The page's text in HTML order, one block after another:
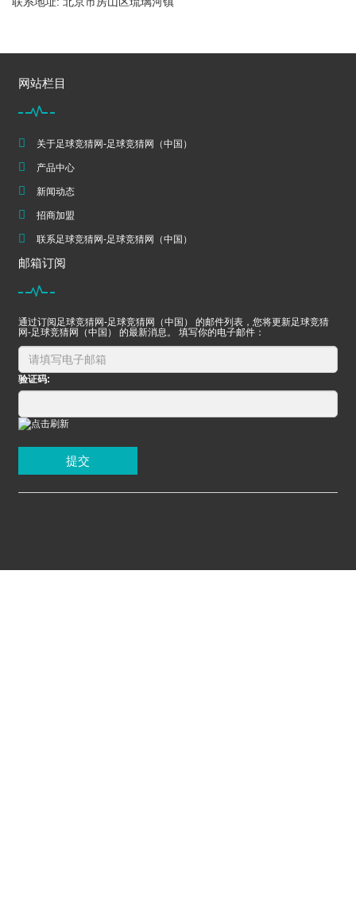
网站栏目
关于足球竞猜网-足球竞猜网（中国）
产品中心
新闻动态
招商加盟
联系足球竞猜网-足球竞猜网（中国）
邮箱订阅
通过订阅足球竞猜网-足球竞猜网（中国） 的邮件列表，您将更新足球竞猜
网-足球竞猜网（中国） 的最新消息。 填写你的电子邮件：
验证码:
提交